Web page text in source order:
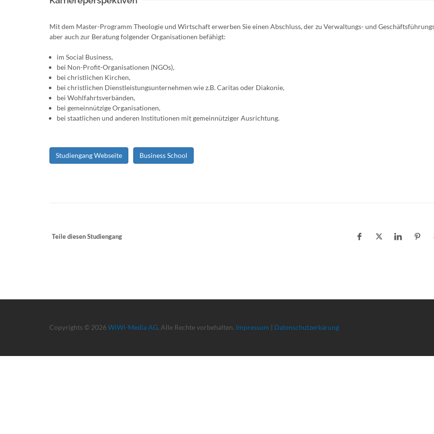
Mit dem Master-Programm Theologie und Wirtschaft erwerben Sie einen Abschluss, der zu Verwaltungs- und
aber auch zur Beratung folgender Organisationen befähigt:
im Social Business,
bei Non-Profit-Organisationen (NGOs),
bei christlichen Kirchen,
bei christlichen Dienstleistungsunternehmen wie z.B. Caritas oder Diakonie,
bei Wohlfahrtsverbänden,
bei gemeinnützige Organisationen,
bei staatlichen und anderen Institutionen mit gemeinnütziger Ausrichtung.
Studiengang Webseite Business School
Teile diesen Studiengang
Copyrights © 2026 WiWi-Media AG. Alle Rechte vorbehalten. Impressum | Datenschutzerkärung